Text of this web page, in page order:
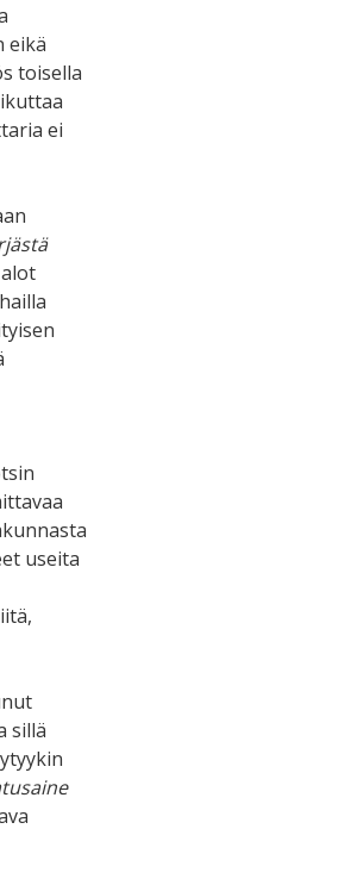
eikä
toisella
ei
useita
sillä